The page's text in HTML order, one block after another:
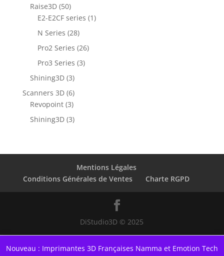
Nouveau : Imprimantes 3D Françaises Namma et Emotion Tech
Raise3D (50)
E2-E2CF series (1)
N Series (28)
Pro2 Series (26)
Pro3 Series (3)
Shining3D (3)
Scanners 3D (6)
Revopoint (3)
Shining3D (3)
Mentions Légales
Conditions Générales de Ventes
Charte RGPD
DiStudio3D © 2025